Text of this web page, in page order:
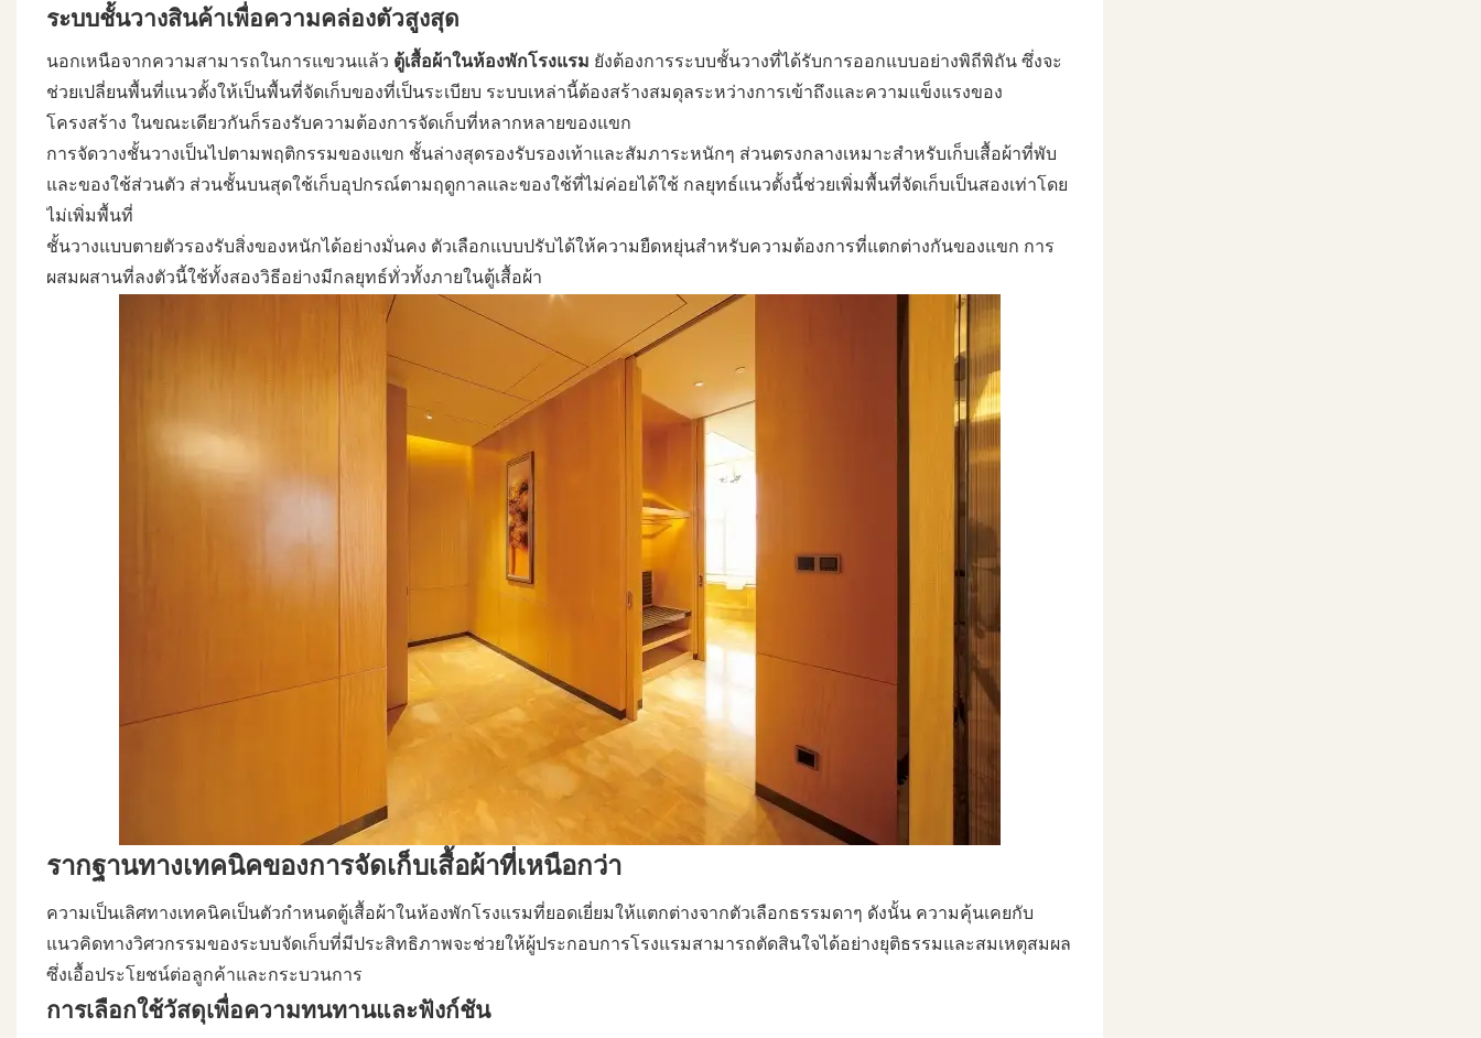
ระบบชั้นวางสินค้าเพื่อความคล่องตัวสูงสุด
นอกเหนือจากความสามารถในการแขวนแล้ว ตู้เสื้อผ้าในห้องพักโรงแรม ยังต้องการระบบชั้นวางที่ได้รับการออกแบบอย่างพิถีพิถัน ซึ่งจะ
ช่วยเปลี่ยนพื้นที่แนวตั้งให้เป็นพื้นที่จัดเก็บของที่เป็นระเบียบ ระบบเหล่านี้ต้องสร้างสมดุลระหว่างการเข้าถึงและความแข็งแรงของ
โครงสร้าง ในขณะเดียวกันก็รองรับความต้องการจัดเก็บที่หลากหลายของแขก
การจัดวางชั้นวางเป็นไปตามพฤติกรรมของแขก ชั้นล่างสุดรองรับรองเท้าและสัมภาระหนักๆ ส่วนตรงกลางเหมาะสำหรับเก็บเสื้อผ้าที่พับ
และของใช้ส่วนตัว ส่วนชั้นบนสุดใช้เก็บอุปกรณ์ตามฤดูกาลและของใช้ที่ไม่ค่อยได้ใช้ กลยุทธ์แนวตั้งนี้ช่วยเพิ่มพื้นที่จัดเก็บเป็นสองเท่าโดย
ไม่เพิ่มพื้นที่
ชั้นวางแบบตายตัวรองรับสิ่งของหนักได้อย่างมั่นคง ตัวเลือกแบบปรับได้ให้ความยืดหยุ่นสำหรับความต้องการที่แตกต่างกันของแขก การ
ผสมผสานที่ลงตัวนี้ใช้ทั้งสองวิธีอย่างมีกลยุทธ์ทั่วทั้งภายในตู้เสื้อผ้า
รากฐานทางเทคนิคของการจัดเก็บเสื้อผ้าที่เหนือกว่า
ความเป็นเลิศทางเทคนิคเป็นตัวกำหนดตู้เสื้อผ้าในห้องพักโรงแรมที่ยอดเยี่ยมให้แตกต่างจากตัวเลือกธรรมดาๆ ดังนั้น ความคุ้นเคยกับ
แนวคิดทางวิศวกรรมของระบบจัดเก็บที่มีประสิทธิภาพจะช่วยให้ผู้ประกอบการโรงแรมสามารถตัดสินใจได้อย่างยุติธรรมและสมเหตุสมผล
ซึ่งเอื้อประโยชน์ต่อลูกค้าและกระบวนการ
การเลือกใช้วัสดุเพื่อความทนทานและฟังก์ชัน